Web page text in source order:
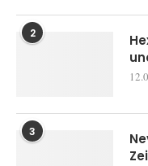
2
3